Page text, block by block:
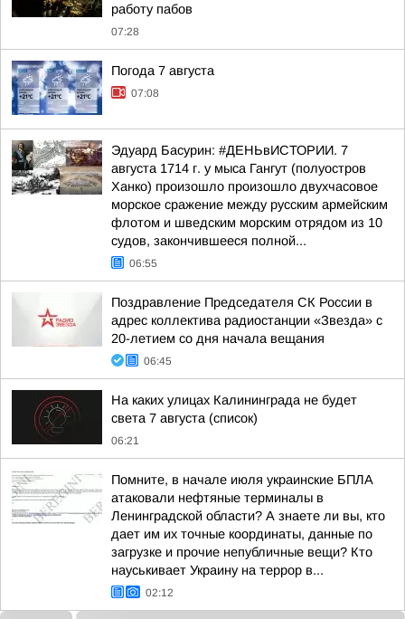
работу пабов
07:28
Погода 7 августа
07:08
Эдуард Басурин: #ДЕНЬвИСТОРИИ. 7
августа 1714 г. у мыса Гангут (полуостров
Ханко) произошло произошло двухчасовое
морское сражение между русским армейским
флотом и шведским морским отрядом из 10
судов, закончившееся полной...
06:55
Поздравление Председателя СК России в
адрес коллектива радиостанции «Звезда» с
20-летием со дня начала вещания
06:45
На каких улицах Калининграда не будет
света 7 августа (список)
06:21
Помните, в начале июля украинские БПЛА
атаковали нефтяные терминалы в
Ленинградской области? А знаете ли вы, кто
дает им их точные координаты, данные по
загрузке и прочие непубличные вещи? Кто
науськивает Украину на террор в...
02:12